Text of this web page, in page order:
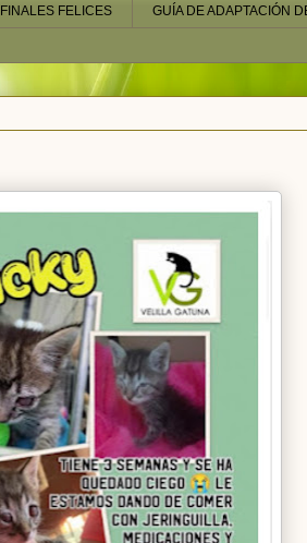
FINALES FELICES GUÍA DE ADAPTACIÓN